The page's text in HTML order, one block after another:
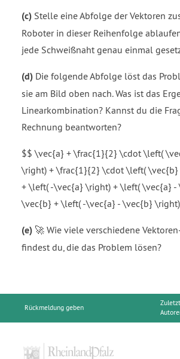
(c) Stelle eine Abfolge der Vektoren
Roboter in dieser Reihenfolge
jede Schweißnaht genau einmal
(d) Die folgende Abfolge löst das
sie am Bild oben nach. Was ist das
Linearkombination? Kannst du die
Rechnung beantworten?
$$ \vec{a} + \frac{1}{2} \cdot \left(
\right) + \frac{1}{2} \cdot \left(
+ \left( -\vec{a} \right) + \left( \vec{a}
\vec{b} + \left( -\vec{a} - \vec{b}
(e) 🚀 Wie viele verschiedene
findest du, die das Problem lösen?
Rückmeldung geben